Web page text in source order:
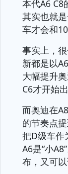
本代A6 C8
其实也就
车才会和
事实上，
新都是以
大幅提升
C6才开始出
而奥迪在
的节奏点
把D级车作
A6是“小
布，又可以